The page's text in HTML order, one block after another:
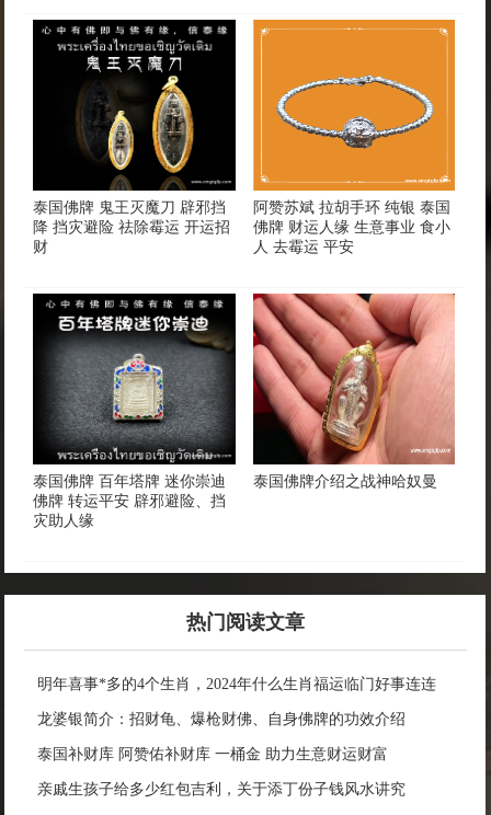
泰国佛牌 鬼王灭魔刀 辟邪挡
降 挡灾避险 祛除霉运 开运招
财
阿赞苏斌 拉胡手环 纯银 泰国
佛牌 财运人缘 生意事业 食小
人 去霉运 平安
泰国佛牌 百年塔牌 迷你崇迪
佛牌 转运平安 辟邪避险、挡
灾助人缘
泰国佛牌介绍之战神哈奴曼
热门阅读文章
明年喜事*多的4个生肖，2024年什么生肖福运临门好事连连
龙婆银简介：招财龟、爆枪财佛、自身佛牌的功效介绍
泰国补财库 阿赞佑补财库 一桶金 助力生意财运财富
亲戚生孩子给多少红包吉利，关于添丁份子钱风水讲究